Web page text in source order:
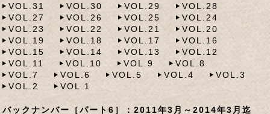
VOL.31
VOL.30 VOL.29
VOL.28
VOL.27
VOL.26 VOL.25
VOL.24
VOL.23
VOL.22 VOL.21
VOL.20
VOL.19
VOL.18 VOL.17
VOL.16
VOL.15
VOL.14 VOL.13
VOL.12
VOL.11
VOL.10 VOL.9
VOL.8
VOL.7
VOL.6 VOL.5 VOL.4
VOL.3
VOL.2
VOL.1
バックナンバー［パート6］：2011年3月～2014年3月迄